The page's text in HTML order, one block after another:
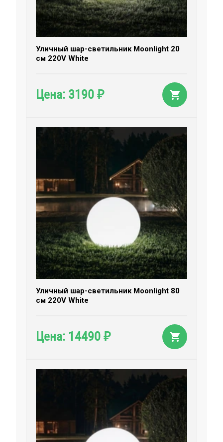
Уличный шар-светильник Moonlight 20
см 220V White
Цена: 3190 ₽
Уличный шар-светильник Moonlight 80
см 220V White
Цена: 14490 ₽